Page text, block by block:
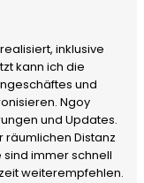
inklusive
kann ich die
und
Ngoy
und Updates.
Distanz
sind immer schnell
weiterempfehlen.